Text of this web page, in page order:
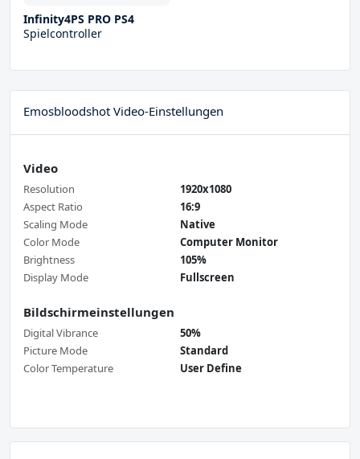
Infinity4PS PRO PS4
Spielcontroller
Emosbloodshot Video-Einstellungen
Video
Resolution
1920x1080
Aspect Ratio
16:9
Scaling Mode
Native
Color Mode
Computer Monitor
Brightness
105%
Display Mode
Fullscreen
Bildschirmeinstellungen
Digital Vibrance
50%
Picture Mode
Standard
Color Temperature
User Define